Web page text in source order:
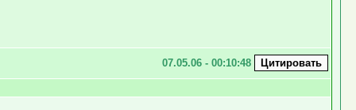
07.05.06 - 00:10:48